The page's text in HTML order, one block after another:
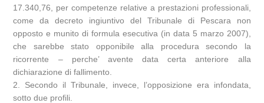
17.340,76, per competenze relative a prestazioni professionali,
come da decreto ingiuntivo del Tribunale di Pescara non
opposto e munito di formula esecutiva (in data 5 marzo 2007),
che sarebbe stato opponibile alla procedura secondo la
ricorrente – perche’ avente data certa anteriore alla
dichiarazione di fallimento.
2. Secondo il Tribunale, invece, l’opposizione era infondata,
sotto due profili.